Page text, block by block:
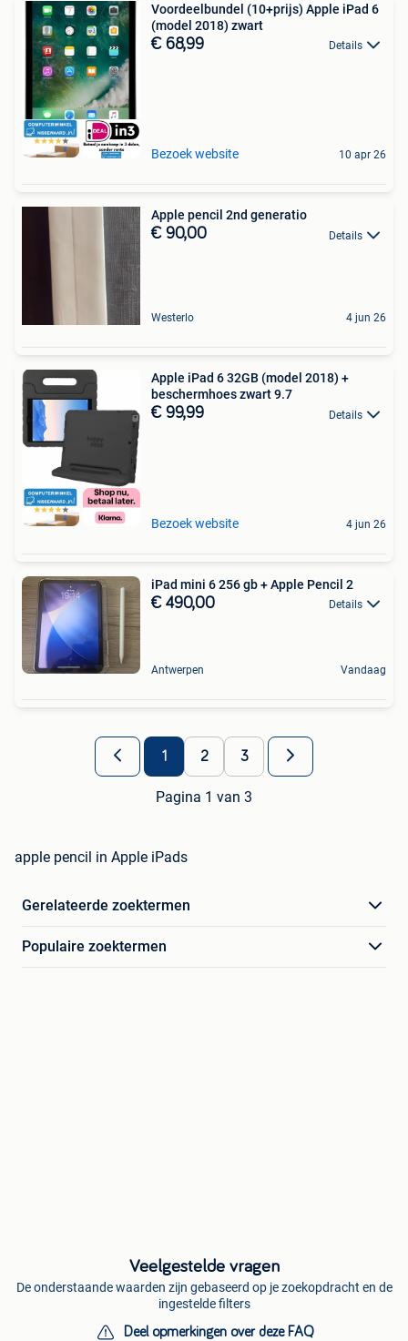
Voordeelbundel (10+prijs) Apple iPad 6
(model 2018) zwart
€ 68,99 Details
Bezoek website 10 apr 26
Apple pencil 2nd generatio
€ 90,00 Details
Westerlo 4 jun 26
Apple iPad 6 32GB (model 2018) +
beschermhoes zwart 9.7
€ 99,99 Details
Bezoek website 4 jun 26
iPad mini 6 256 gb + Apple Pencil 2
€ 490,00 Details
Antwerpen Vandaag
1 2 3
Pagina 1 van 3
apple pencil in Apple iPads
Gerelateerde zoektermen
Populaire zoektermen
Veelgestelde vragen
De onderstaande waarden zijn gebaseerd op je zoekopdracht en de
ingestelde filters
Deel opmerkingen over deze FAQ